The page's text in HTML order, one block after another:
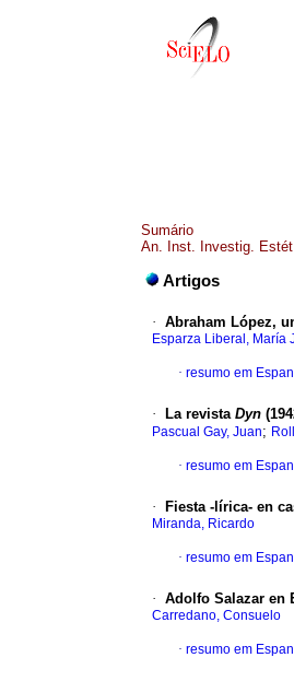
Sumário
An. Inst. Investig.
Artigos
· Abraham López,
Esparza Liberal, María
· resumo em
· La revista Dyn
Pascual Gay, Juan;
· resumo em
· Fiesta -lírica- en
Miranda, Ricardo
· resumo em
· Adolfo Salazar en
Carredano, Consuelo
· resumo em